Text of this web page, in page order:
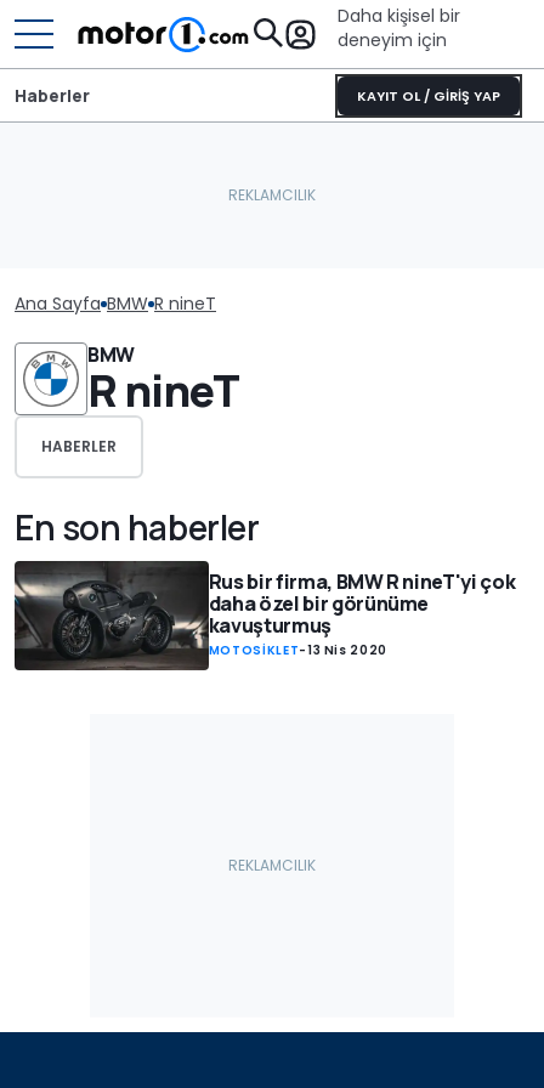
Daha kişisel bir
deneyim için
KAYIT OL / GİRİŞ YAP
Haberler
Ana Sayfa BMW R nineT
BMW
R nineT
HABERLER
En son haberler
Rus bir firma, BMW R nineT'yi çok
daha özel bir görünüme
kavuşturmuş
MOTOSİKLET-13 Nis 2020